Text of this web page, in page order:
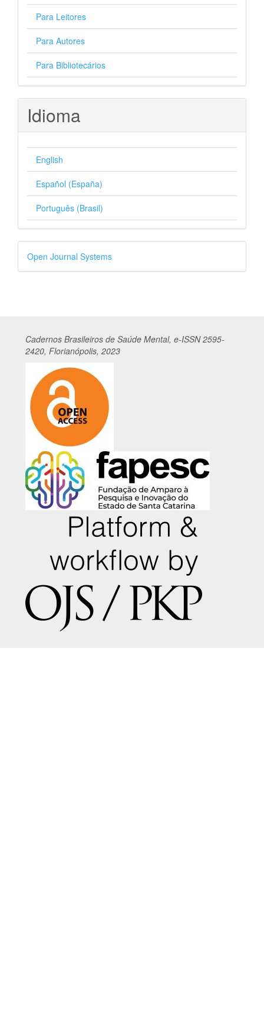
Para Leitores
Para Autores
Para Bibliotecários
Idioma
English
Español (España)
Português (Brasil)
Desenvolvido
por
Open Journal Systems
Cadernos Brasileiros de Saúde Mental, e-ISSN 2595-
2420, Florianópolis, 2023